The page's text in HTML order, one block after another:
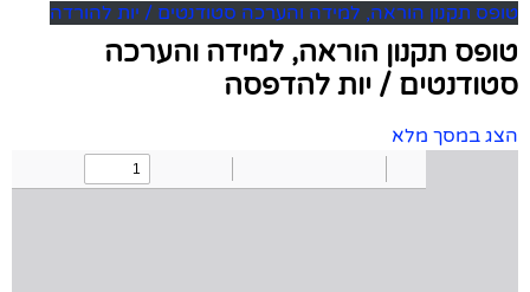
טופס תקנון הוראה, למידה והערכה סטודנטים / יות להורדה
טופס תקנון הוראה, למידה והערכה
סטודנטים / יות להדפסה
הצג במסך מלא